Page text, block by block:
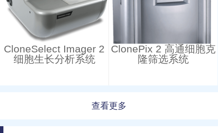
CloneSelect Imager 2
细胞生长分析系统
ClonePix 2 高通细胞克
隆筛选系统
查看更多